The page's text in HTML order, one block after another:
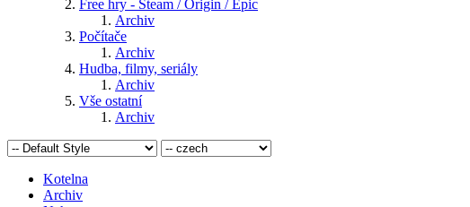
Free hry - Steam / Origin / Epic
Archiv
Počítače
Archiv
Hudba, filmy, seriály
Archiv
Vše ostatní
Archiv
Kotelna
Archiv